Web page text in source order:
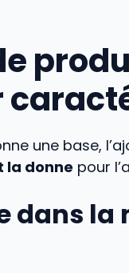
une base,
la donne pour
dans